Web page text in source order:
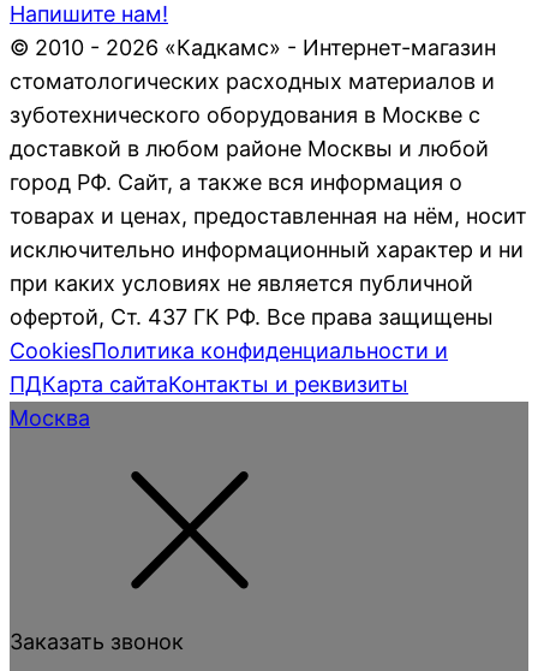
Напишите нам!
© 2010 - 2026 «Кадкамс» - Интернет-магазин
стоматологических расходных материалов и
зуботехнического оборудования в Москве с
доставкой в любом районе Москвы и любой
город РФ. Сайт, а также вся информация о
товарах и ценах, предоставленная на нём, носит
исключительно информационный характер и ни
при каких условиях не является публичной
офертой, Ст. 437 ГК РФ. Все права защищены
CookiesПолитика конфиденциальности и
ПДКарта сайтаКонтакты и реквизиты
Москва
Заказать звонок